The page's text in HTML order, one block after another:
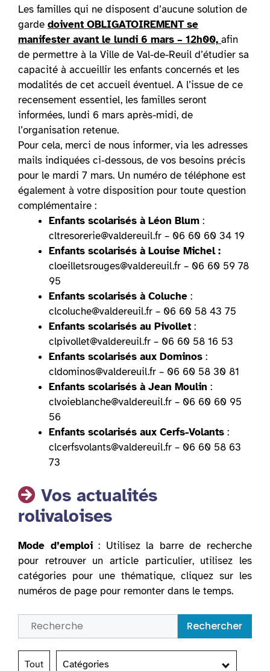
Les familles qui ne disposent d’aucune solution de
garde doivent OBLIGATOIREMENT se
manifester avant le lundi 6 mars – 12h00, afin
de permettre à la Ville de Val-de-Reuil d’étudier sa
capacité à accueillir les enfants concernés et les
modalités de cet accueil éventuel. A l’issue de ce
recensement essentiel, les familles seront
informées, lundi 6 mars après-midi, de
l’organisation retenue.
Pour cela, merci de nous informer, via les adresses
mails indiquées ci-dessous, de vos besoins précis
pour le mardi 7 mars. Un numéro de téléphone est
également à votre disposition pour toute question
complémentaire :
Enfants scolarisés à Léon Blum :
cltresorerie@valdereuil.fr – 06 60 60 34 19
Enfants scolarisés à Louise Michel :
cloeilletsrouges@valdereuil.fr – 06 60 59 78
95
Enfants scolarisés à Coluche :
clcoluche@valdereuil.fr – 06 60 58 43 75
Enfants scolarisés au Pivollet :
clpivollet@valdereuil.fr – 06 60 58 16 53
Enfants scolarisés aux Dominos :
cldominos@valdereuil.fr – 06 60 58 30 81
Enfants scolarisés à Jean Moulin :
clvoieblanche@valdereuil.fr – 06 60 60 95
56
Enfants scolarisés aux Cerfs-Volants :
clcerfsvolants@valdereuil.fr – 06 60 58 63
73
Vos actualités
rolivaloises
Mode d’emploi: Utilisez la barre de recherche
pour retrouver un article particulier, utilisez les
catégories pour une thématique, cliquez sur les
numéros de page pour remonter dans le temps.
Rechercher
Tout Catégories